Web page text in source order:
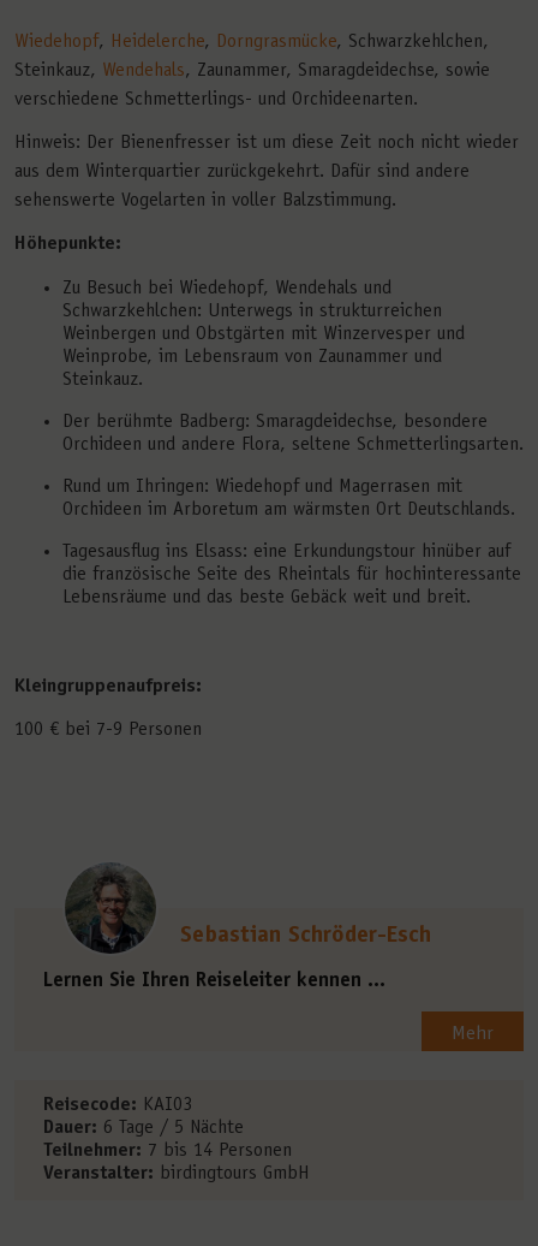
Wiedehopf, Heidelerche, Dorngrasmücke, Schwarzkehlchen,
Steinkauz, Wendehals, Zaunammer, Smaragdeidechse, sowie
verschiedene Schmetterlings- und Orchideenarten.
Hinweis: Der Bienenfresser ist um diese Zeit noch nicht wieder
aus dem Winterquartier zurückgekehrt. Dafür sind andere
sehenswerte Vogelarten in voller Balzstimmung.
Höhepunkte:
Zu Besuch bei Wiedehopf, Wendehals und
Schwarzkehlchen: Unterwegs in strukturreichen
Weinbergen und Obstgärten mit Winzervesper und
Weinprobe, im Lebensraum von Zaunammer und
Steinkauz.
Der berühmte Badberg: Smaragdeidechse, besondere
Orchideen und andere Flora, seltene Schmetterlingsarten.
Rund um Ihringen: Wiedehopf und Magerrasen mit
Orchideen im Arboretum am wärmsten Ort Deutschlands.
Tagesausflug ins Elsass: eine Erkundungstour hinüber auf
die französische Seite des Rheintals für hochinteressante
Lebensräume und das beste Gebäck weit und breit.
Kleingruppenaufpreis:
100 € bei 7-9 Personen
Sebastian Schröder-Esch
Lernen Sie Ihren Reiseleiter kennen ...
Mehr
Reisecode: KAI03
Dauer: 6 Tage / 5 Nächte
Teilnehmer: 7 bis 14 Personen
Veranstalter: birdingtours GmbH